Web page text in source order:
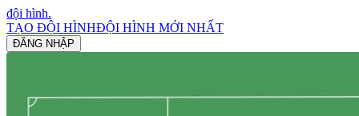
đội hình.
TẠO ĐỘI HÌNHĐỘI HÌNH MỚI NHẤT
ĐĂNG NHẬP